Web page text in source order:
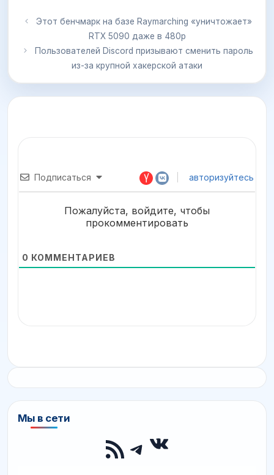
Этот бенчмарк на базе Raymarching «уничтожает»
RTX 5090 даже в 480p
Пользователей Discord призывают сменить пароль
из-за крупной хакерской атаки
Подписаться авторизуйтесь
Пожалуйста, войдите, чтобы
прокомментировать
0 КОММЕНТАРИЕВ
Мы в сети
RSS-лента
Telegram
ВКонтакте